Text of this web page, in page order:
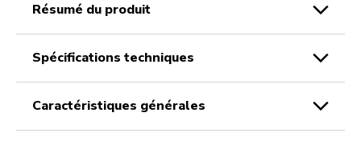
résumé du produit
spécifications techniques
caractéristiques générales